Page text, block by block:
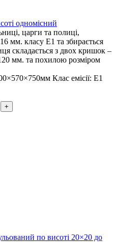
одномісний
царги та полиці,
мм. класу Е1 та збирається
складається з двох кришок –
мм. та похилою розміром
Клас емісії: Е1
+
по висоті 20×20 до